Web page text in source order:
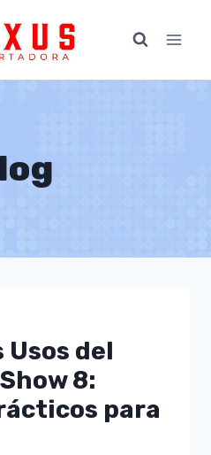
Usos del
8:
para